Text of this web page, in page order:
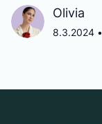
Olivia
8.3.2024 •